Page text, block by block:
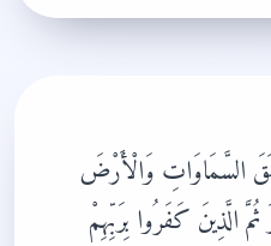
السَّمَاوَاتِ وَالْأَرْضَ
الَّذِينَ كَفَرُوا بِرَبِّهِمْ